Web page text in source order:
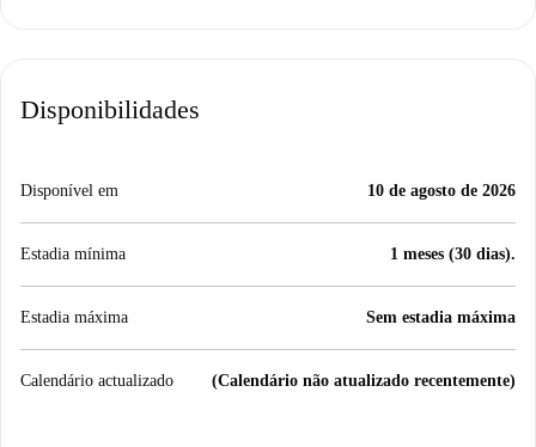
Disponibilidades
Disponível em 10 de agosto de 2026
Estadia mínima 1 meses (30 dias).
Estadia máxima Sem estadia máxima
Calendário actualizado (Calendário não atualizado recentemente)